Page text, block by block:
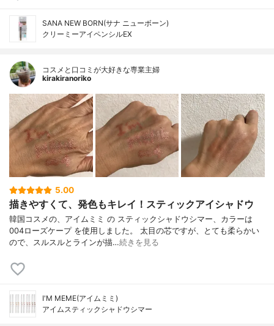
SANA NEW BORN(サナ ニューボーン)
クリーミーアイペンシルEX
コスメと口コミが大好きな専業主婦
kirakiranoriko
5.00
描きやすくて、発色もキレイ！スティックアイシャドウ
韓国コスメの、アイムミミ の スティックシャドウシマー、カラーは
004ローズケープ を使用しました。 太目の芯ですが、とても柔らかい
ので、スルスルとラインが描…続きを見る
I'M MEME(アイムミミ)
アイムスティックシャドウシマー